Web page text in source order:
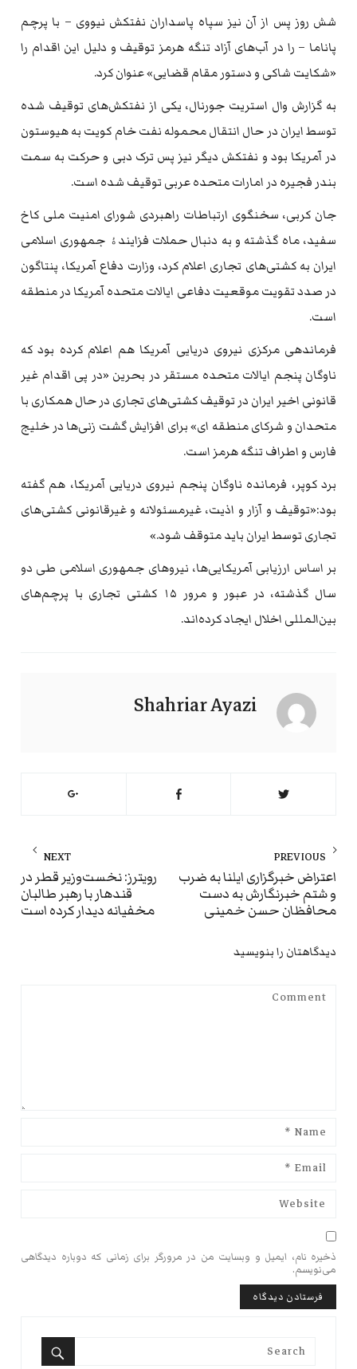
شش روز پس از آن نیز سپاه پاسداران نفتکش نیووی – با پرچم
پاناما – را در آب‌های آزاد تنگه هرمز توقیف و دلیل این اقدام را
«شکایت شاکی و دستور مقام قضایی» عنوان کرد.
به گزارش وال استریت جورنال، یکی از نفتکش‌های توقیف شده
توسط ایران در حال انتقال محموله نفت خام کویت به هیوستون
در آمریکا بود و نفتکش دیگر نیز پس ترک دبی و حرکت به سمت
بندر فجیره در امارات متحده عربی توقیف شده است.
جان کربی، سخنگوی ارتباطات راهبردی شورای امنیت ملی کاخ
سفید، ماه گذشته و به دنبال حملات فزایندۀ جمهوری اسلامی
ایران به کشتی‌های تجاری اعلام کرد، وزارت دفاع آمریکا، پنتاگون
در صدد تقویت موقعیت دفاعی ایالات متحده آمریکا در منطقه
است.
فرماندهی مرکزی نیروی دریایی آمریکا هم اعلام کرده بود که
ناوگان پنجم ایالات متحده مستقر در بحرین «در پی اقدام غیر
قانونی اخیر ایران در توقیف کشتی‌های تجاری در حال همکاری با
متحدان و شرکای منطقه ای» برای افزایش گشت زنی‌ها در خلیج
فارس و اطراف تنگه هرمز است.
برد کوپر، فرمانده ناوگان پنجم نیروی دریایی آمریکا، هم گفته
بود:«توقیف و آزار و اذیت، غیرمسئولانه و غیرقانونی کشتی‌های
تجاری توسط ایران باید متوقف شود.»
بر اساس ارزیابی آمریکایی‌ها، نیروهای جمهوری اسلامی طی دو
سال گذشته، در عبور و مرور ۱۵ کشتی تجاری با پرچم‌های
بین‌المللی اخلال ایجاد کرده‌اند.
Shahriar Ayazi
راهبری
نوشته
PREVIOUS
Previous
post:
اعتراض خبرگزاری ایلنا به ضرب
و شتم خبرنگارش به دست
محافظان حسن خمینی
NEXT
رویترز: نخست‌وزیر قطر در
قندهار با رهبر طالبان
مخفیانه دیدار کرده است
دیدگاهتان را بنویسید
ذخیره نام، ایمیل و وبسایت من در مرورگر برای زمانی که دوباره دیدگاهی
می‌نویسم.
Search